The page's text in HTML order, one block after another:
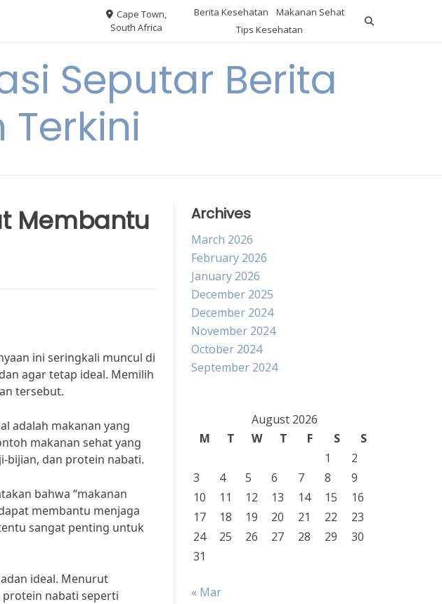
Cape Town,
South Africa
Berita Kesehatan
Makanan Sehat
Tips Kesehatan
Seputar Berita
Membantu
ini seringkali muncul di
agar tetap ideal. Memilih
tersebut.
adalah makanan yang
makanan sehat yang
bijian, dan protein nabati.
bahwa “makanan
membantu menjaga
sangat penting untuk
ideal. Menurut
protein nabati seperti
Archives
March 2026
February 2026
January 2026
December 2025
December 2024
November 2024
October 2024
September 2024
August 2026
M
T W T F S
S
1
2
3
4 5 6 7 8
9
10
11 12 13 14 15
16
17
18 19 20 21 22
23
24
25 26 27 28 29
30
31
« Mar